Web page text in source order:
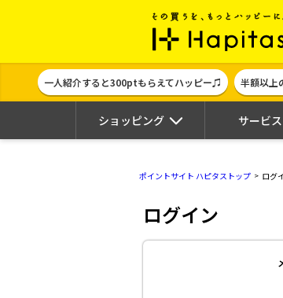
一人紹介すると300ptもらえてハッピー♫ 半額以上
ショッピング サービス
ポイントサイト ハピタストップ ログ
ログイン